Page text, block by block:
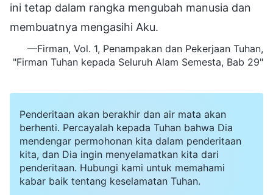
ini tetap dalam rangka mengubah manusia dan
membuatnya mengasihi Aku.
—Firman, Vol. 1, Penampakan dan Pekerjaan Tuhan,
"Firman Tuhan kepada Seluruh Alam Semesta, Bab 29"
Penderitaan akan berakhir dan air mata akan
berhenti. Percayalah kepada Tuhan bahwa Dia
mendengar permohonan kita dalam penderitaan
kita, dan Dia ingin menyelamatkan kita dari
penderitaan. Hubungi kami untuk memahami
kabar baik tentang keselamatan Tuhan.